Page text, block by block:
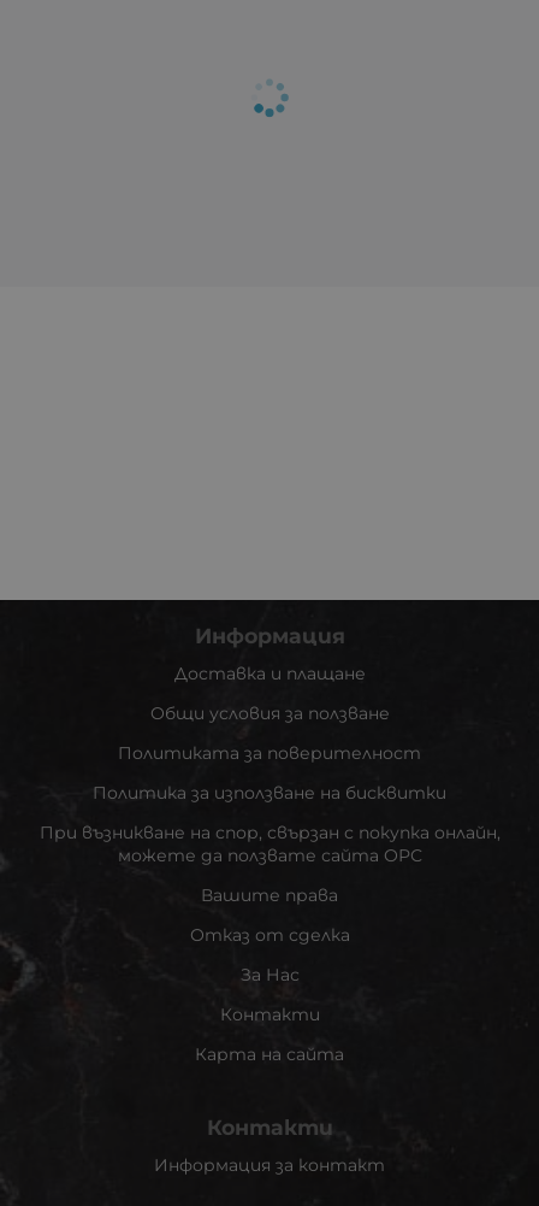
Информация
Доставка и плащане
Общи условия за ползване
Политиката за поверителност
Политика за използване на бисквитки
При възникване на спор, свързан с покупка онлайн,
можете да ползвате сайта ОРС
Вашите права
Отказ от сделка
За Нас
Контакти
Карта на сайта
Контакти
Информация за контакт